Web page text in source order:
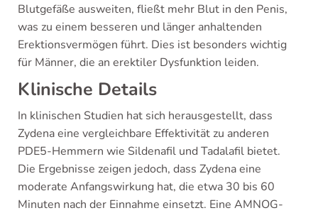
Blutgefäße ausweiten, fließt mehr Blut in den Penis,
was zu einem besseren und länger anhaltenden
Erektionsvermögen führt. Dies ist besonders wichtig
für Männer, die an erektiler Dysfunktion leiden.
Klinische Details
In klinischen Studien hat sich herausgestellt, dass
Zydena eine vergleichbare Effektivität zu anderen
PDE5-Hemmern wie Sildenafil und Tadalafil bietet.
Die Ergebnisse zeigen jedoch, dass Zydena eine
moderate Anfangswirkung hat, die etwa 30 bis 60
Minuten nach der Einnahme einsetzt. Eine AMNOG-